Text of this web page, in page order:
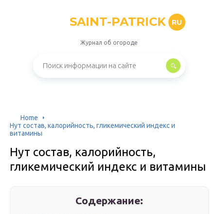
SAINT-PATRICK RU
Журнал об огороде
Home
Нут состав, калорийность, гликемический индекс и
витамины
Нут состав, калорийность,
гликемический индекс и витамины
Содержание: